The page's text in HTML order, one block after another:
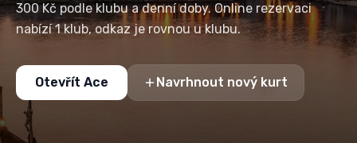
300 Kč podle klubu a denní doby. Online rezervaci
nabízí 1 klub, odkaz je rovnou u klubu.
Otevřít Ace Navrhnout nový kurt